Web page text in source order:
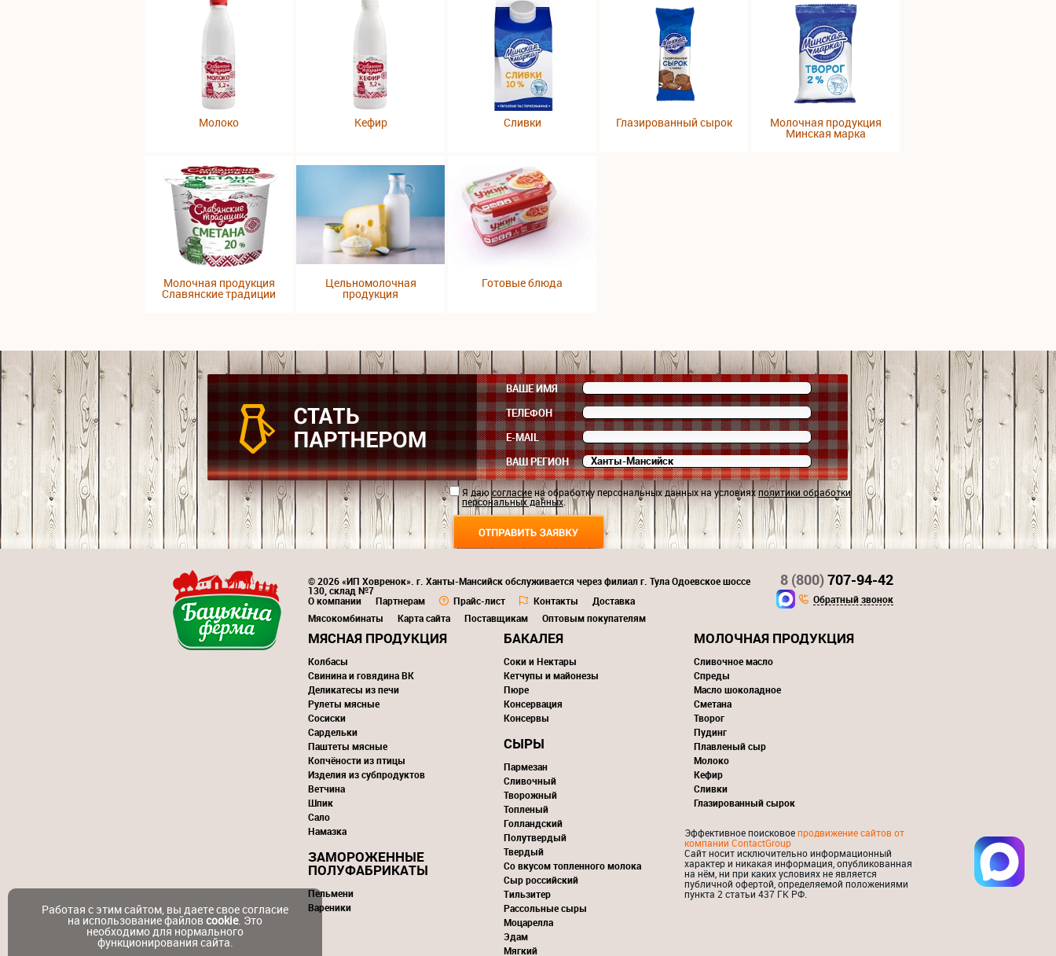
Молоко Кефир Сливки Глазированный сырок Молочная продукция
Минская марка
Молочная продукция
Славянские традиции
Цельномолочная
продукция
Готовые блюда
ВАШЕ ИМЯ
ТЕЛЕФОН
E-MAIL
ВАШ РЕГИОН
Я даюсогласиена обработку персональных данных на условияхполитики обработки
персональных данных
© 2026 «ИП Ховренок». г. Ханты-Мансийск обслуживается через филиал г. Тула Одоевское шоссе
130, склад №7
О компании
Партнерам Прайс-лист Контакты
Доставка
Мясокомбинаты
Карта сайта Поставщикам Оптовым покупателям
8 (800)707-94-42
Обратный звонок
МЯСНАЯ ПРОДУКЦИЯ
Колбасы
Свинина и говядина ВК
Деликатесы из печи
Рулеты мясные
Сосиски
Сардельки
Паштеты мясные
Копчёности из птицы
Изделия из субпродуктов
Ветчина
Шпик
Сало
Намазка
ЗАМОРОЖЕННЫЕ
ПОЛУФАБРИКАТЫ
Пельмени
Вареники
БАКАЛЕЯ
Соки и Нектары
Кетчупы и майонезы
Пюре
Консервация
Консервы
СЫРЫ
Пармезан
Сливочный
Творожный
Топленый
Голландский
Полутвердый
Твердый
Со вкусом топленного молока
Сыр российский
Тильзитер
Рассольные сыры
Моцарелла
Эдам
Мягкий
МОЛОЧНАЯ ПРОДУКЦИЯ
Сливочное масло
Спреды
Масло шоколадное
Сметана
Творог
Пудинг
Плавленый сыр
Молоко
Кефир
Сливки
Глазированный сырок
Эффективное поисковоепродвижение сайтов от
компании ContactGroup
Сайт носит исключительно информационный
характер и никакая информация, опубликованная
на нём, ни при каких условиях не является
публичной офертой, определяемой положениями
пункта 2 статьи 437 ГК РФ.
Работая с этим сайтом, вы даете свое согласие
на использование файловcookie. Это
необходимо для нормального
функционирования сайта.